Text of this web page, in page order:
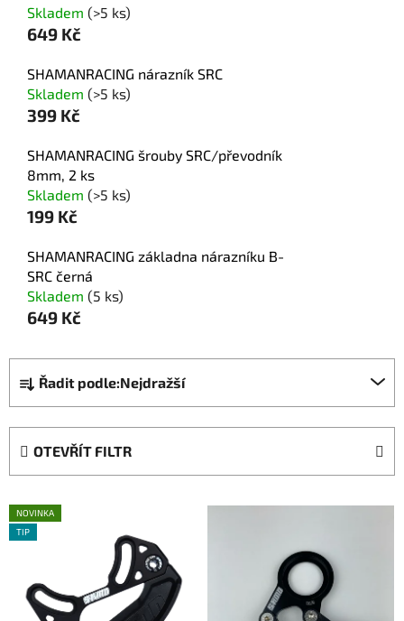
Skladem (>5 ks)
649 Kč
SHAMANRACING nárazník SRC
Skladem (>5 ks)
399 Kč
SHAMANRACING šrouby SRC/převodník
8mm, 2 ks
Skladem (>5 ks)
199 Kč
SHAMANRACING základna nárazníku B-
SRC černá
Skladem (5 ks)
649 Kč
Ř
a
z
p
r
Řadit podle:Nejdražší
OTEVŘÍT FILTR
V
ý
NOVINKA
TIP